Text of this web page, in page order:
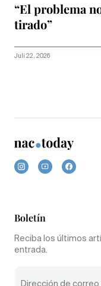
“El problema
tirado”
Juli 22, 2026
Boletín
Reciba los últimos
entrada.